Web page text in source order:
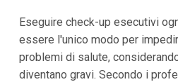
Eseguire check-up esecutivi
essere l'unico modo per
problemi di salute,
diventano gravi. Secondo i